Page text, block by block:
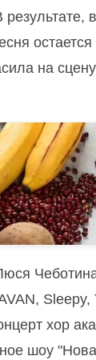
результате,
на
хор
шоу